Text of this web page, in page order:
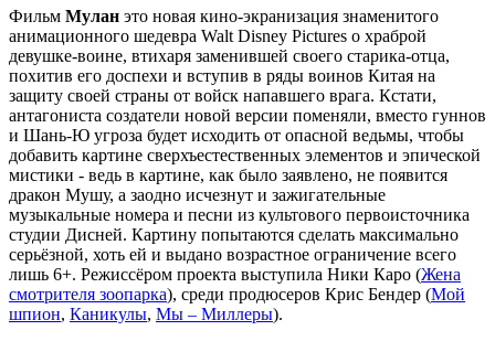
Фильм Мулан это новая кино-экранизация знаменитого
анимационного шедевра Walt Disney Pictures о храброй
девушке-воине, втихаря заменившей своего старика-отца,
похитив его доспехи и вступив в ряды воинов Китая на
защиту своей страны от войск напавшего врага. Кстати,
антагониста создатели новой версии поменяли, вместо гуннов
и Шань-Ю угроза будет исходить от опасной ведьмы, чтобы
добавить картине сверхъестественных элементов и эпической
мистики - ведь в картине, как было заявлено, не появится
дракон Мушу, а заодно исчезнут и зажигательные
музыкальные номера и песни из культового первоисточника
студии Дисней. Картину попытаются сделать максимально
серьёзной, хоть ей и выдано возрастное ограничение всего
лишь 6+. Режиссёром проекта выступила Ники Каро (Жена
смотрителя зоопарка), среди продюсеров Крис Бендер (Мой
шпион, Каникулы, Мы – Миллеры).